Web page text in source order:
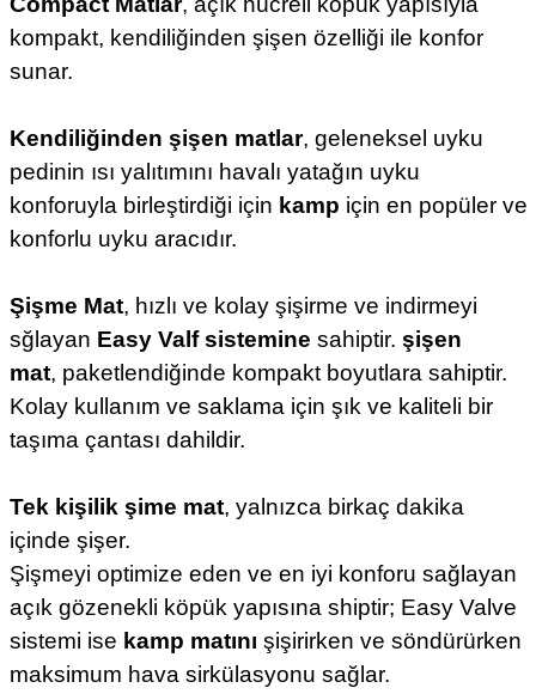
kompakt, kendiliğinden şişen özelliği ile konfor
sunar.
Kendiliğinden şişen matlar, geleneksel uyku
pedinin ısı yalıtımını havalı yatağın uyku
konforuyla birleştirdiği için kamp için en popüler ve
konforlu uyku aracıdır.
Şişme Mat, hızlı ve kolay şişirme ve indirmeyi
sğlayan Easy Valf sistemine sahiptir. şişen
mat, paketlendiğinde kompakt boyutlara sahiptir.
Kolay kullanım ve saklama için şık ve kaliteli bir
taşıma çantası dahildir.
Tek kişilik şime mat, yalnızca birkaç dakika
içinde şişer.
Şişmeyi optimize eden ve en iyi konforu sağlayan
açık gözenekli köpük yapısına shiptir; Easy Valve
sistemi ise kamp matını şişirirken ve söndürürken
maksimum hava sirkülasyonu sağlar.